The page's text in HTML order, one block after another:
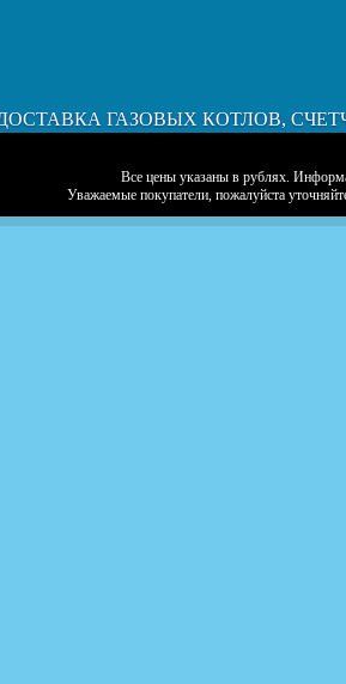
ГАЗОВЫХ КОТЛОВ,
Все цены указаны в рублях.
Уважаемые покупатели, пожалуйста